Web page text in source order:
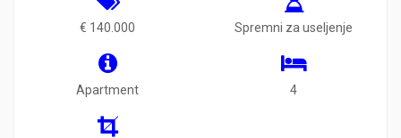
€ 140.000 Spremni za useljenje
Apartment 4